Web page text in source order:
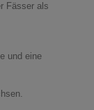
Fässer als
und eine